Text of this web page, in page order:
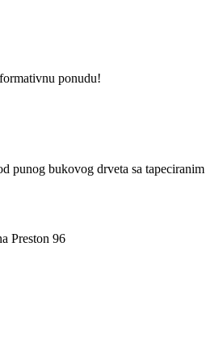
ponudu!
punog bukovog drveta sa tapeciranim
Preston 96